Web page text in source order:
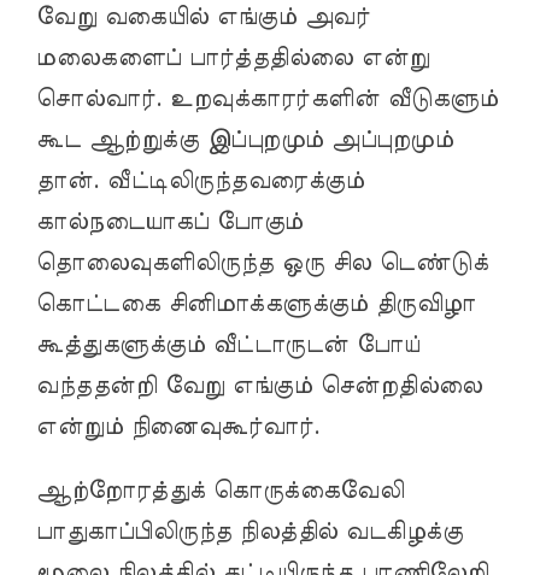
வேறு வகையில் எங்கும் அவர்
மலைகளைப் பார்த்ததில்லை என்று
சொல்வார். உறவுக்காரர்களின் வீடுகளும்
கூட ஆற்றுக்கு இப்புறமும் அப்புறமும்
தான். வீட்டிலிருந்தவரைக்கும்
கால்நடையாகப் போகும்
தொலைவுகளிலிருந்த ஒரு சில டெண்டுக்
கொட்டகை சினிமாக்களுக்கும் திருவிழா
கூத்துகளுக்கும் வீட்டாருடன் போய்
வந்ததன்றி வேறு எங்கும் சென்றதில்லை
என்றும் நினைவுகூர்வார்.
ஆற்றோரத்துக் கொருக்கைவேலி
பாதுகாப்பிலிருந்த நிலத்தில் வடகிழக்கு